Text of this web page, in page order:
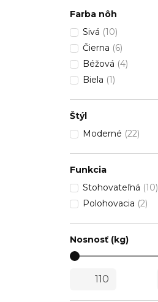
Farba nôh
Sivá (10)
Čierna (6)
Béžová (4)
Biela (1)
Štýl
Moderné (22)
Funkcia
Stohovateľná (10)
Polohovacia (2)
Nosnosť (kg)